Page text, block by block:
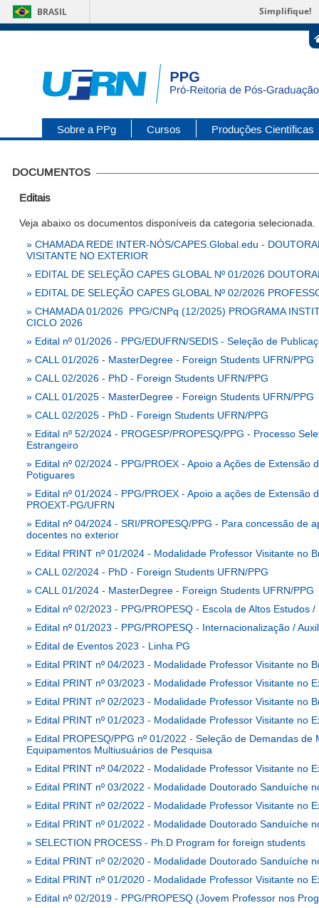
BRASIL Simplifique!
Sobre a PPg Cursos Produções Científicas
DOCUMENTOS
Editais
Veja abaixo os documentos disponíveis da categoria selecionada.
» CHAMADA REDE INTER-NÓS/CAPES.Global.edu -
VISITANTE NO EXTERIOR
» EDITAL DE SELEÇÃO CAPES GLOBAL Nº 01/2026
» EDITAL DE SELEÇÃO CAPES GLOBAL Nº 02/2026
» CHAMADA 01/2026  PPG/CNPq (12/2025) PROGRAMA
CICLO 2026
» Edital nº 01/2026 - PPG/EDUFRN/SEDIS - Seleção de
» CALL 01/2026 - MasterDegree - Foreign Students UFRN/PPG
» CALL 02/2026 - PhD - Foreign Students UFRN/PPG
» CALL 01/2025 - MasterDegree - Foreign Students UFRN/PPG
» CALL 02/2025 - PhD - Foreign Students UFRN/PPG
» Edital nº 52/2024 - PROGESP/PROPESQ/PPG - Processo
Estrangeiro
» Edital nº 02/2024 - PPG/PROEX - Apoio a Ações de
Potiguares
» Edital nº 01/2024 - PPG/PROEX - Apoio a ações de
PROEXT-PG/UFRN
» Edital nº 04/2024 - SRI/PROPESQ/PPG - Para concessão
docentes no exterior
» Edital PRINT nº 01/2024 - Modalidade Professor Visitante no
» CALL 02/2024 - PhD - Foreign Students UFRN/PPG
» CALL 01/2024 - MasterDegree - Foreign Students UFRN/PPG
» Edital nº 02/2023 - PPG/PROPESQ - Escola de Altos Estudos
» Edital nº 01/2023 - PPG/PROPESQ - Internacionalização /
» Edital de Eventos 2023 - Linha PG
» Edital PRINT nº 04/2023 - Modalidade Professor Visitante no
» Edital PRINT nº 03/2023 - Modalidade Professor Visitante no
» Edital PRINT nº 02/2023 - Modalidade Professor Visitante no
» Edital PRINT nº 01/2023 - Modalidade Professor Visitante no
» Edital PROPESQ/PPG nº 01/2022 - Seleção de Demandas
Equipamentos Multiusuários de Pesquisa
» Edital PRINT nº 04/2022 - Modalidade Professor Visitante no
» Edital PRINT nº 03/2022 - Modalidade Doutorado Sanduíche
» Edital PRINT nº 02/2022 - Modalidade Professor Visitante no
» Edital PRINT nº 01/2022 - Modalidade Doutorado Sanduíche
» SELECTION PROCESS - Ph.D Program for foreign students
» Edital PRINT nº 02/2020 - Modalidade Doutorado Sanduíche
» Edital PRINT nº 01/2020 - Modalidade Professor Visitante no
» Edital nº 02/2019 - PPG/PROPESQ (Jovem Professor nos